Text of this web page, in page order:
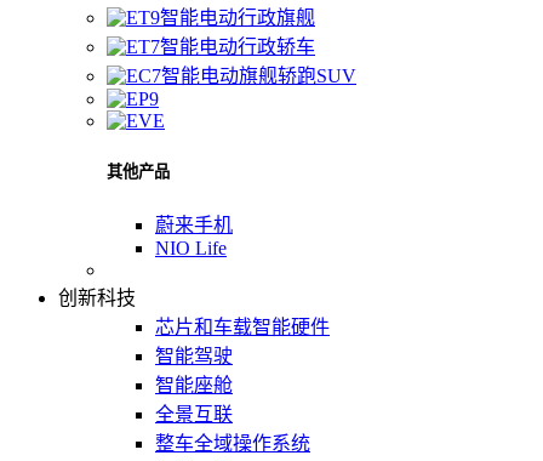
智能电动行政旗舰
智能电动行政轿车
智能电动旗舰轿跑SUV
其他产品
蔚来手机
NIO Life
创新科技
芯片和车载智能硬件
智能驾驶
智能座舱
全景互联
整车全域操作系统